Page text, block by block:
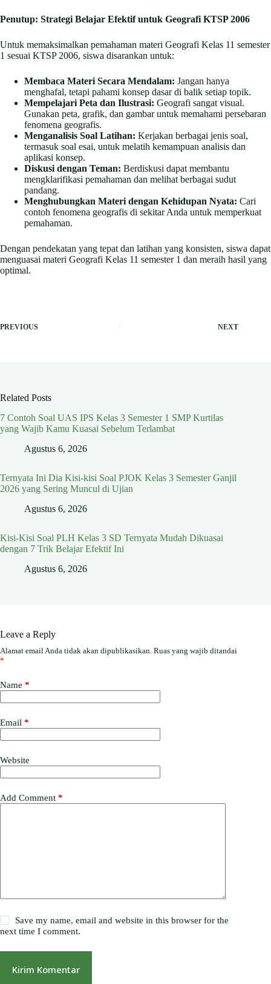
Penutup: Strategi Belajar Efektif untuk Geografi KTSP 2006
Untuk memaksimalkan pemahaman materi Geografi Kelas 11 semester
1 sesuai KTSP 2006, siswa disarankan untuk:
Membaca Materi Secara Mendalam: Jangan hanya
menghafal, tetapi pahami konsep dasar di balik setiap topik.
Mempelajari Peta dan Ilustrasi: Geografi sangat visual.
Gunakan peta, grafik, dan gambar untuk memahami persebaran
fenomena geografis.
Menganalisis Soal Latihan: Kerjakan berbagai jenis soal,
termasuk soal esai, untuk melatih kemampuan analisis dan
aplikasi konsep.
Diskusi dengan Teman: Berdiskusi dapat membantu
mengklarifikasi pemahaman dan melihat berbagai sudut
pandang.
Menghubungkan Materi dengan Kehidupan Nyata: Cari
contoh fenomena geografis di sekitar Anda untuk memperkuat
pemahaman.
Dengan pendekatan yang tepat dan latihan yang konsisten, siswa dapat
menguasai materi Geografi Kelas 11 semester 1 dan meraih hasil yang
optimal.
PREVIOUS NEXT
Related Posts
7 Contoh Soal UAS IPS Kelas 3 Semester 1 SMP Kurtilas
yang Wajib Kamu Kuasai Sebelum Terlambat
Agustus 6, 2026
Ternyata Ini Dia Kisi-kisi Soal PJOK Kelas 3 Semester Ganjil
2026 yang Sering Muncul di Ujian
Agustus 6, 2026
Kisi-Kisi Soal PLH Kelas 3 SD Ternyata Mudah Dikuasai
dengan 7 Trik Belajar Efektif Ini
Agustus 6, 2026
Leave a Reply
Alamat email Anda tidak akan dipublikasikan. Ruas yang wajib ditandai
*
Name *
Email *
Website
Add Comment *
Save my name, email and website in this browser for the
next time I comment.
Kirim Komentar